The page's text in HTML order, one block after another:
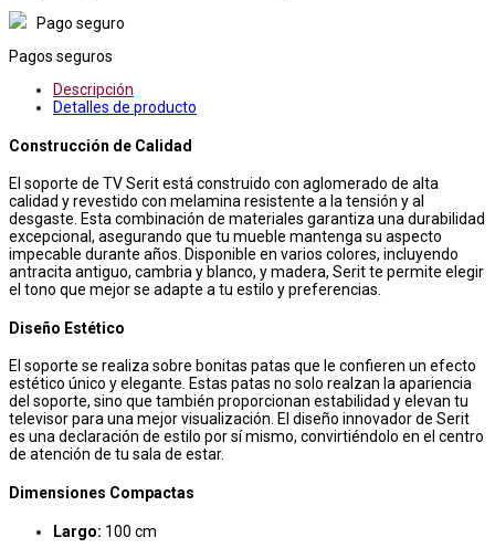
Pago seguro
Pagos seguros
Descripción
Detalles de producto
Construcción de Calidad
El soporte de TV Serit está construido con aglomerado de alta
calidad y revestido con melamina resistente a la tensión y al
desgaste. Esta combinación de materiales garantiza una durabilidad
excepcional, asegurando que tu mueble mantenga su aspecto
impecable durante años. Disponible en varios colores, incluyendo
antracita antiguo, cambria y blanco, y madera, Serit te permite elegir
el tono que mejor se adapte a tu estilo y preferencias.
Diseño Estético
El soporte se realiza sobre bonitas patas que le confieren un efecto
estético único y elegante. Estas patas no solo realzan la apariencia
del soporte, sino que también proporcionan estabilidad y elevan tu
televisor para una mejor visualización. El diseño innovador de Serit
es una declaración de estilo por sí mismo, convirtiéndolo en el centro
de atención de tu sala de estar.
Dimensiones Compactas
Largo: 100 cm